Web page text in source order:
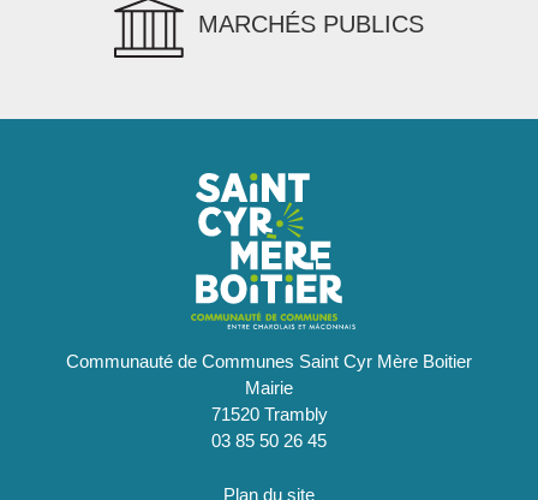
MARCHÉS PUBLICS
Communauté de Communes Saint Cyr Mère Boitier
Mairie
71520 Trambly
03 85 50 26 45
Plan du site